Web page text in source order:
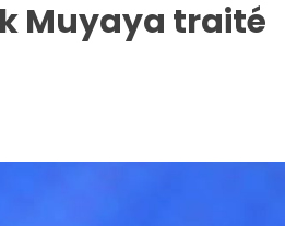
Muyaya traité